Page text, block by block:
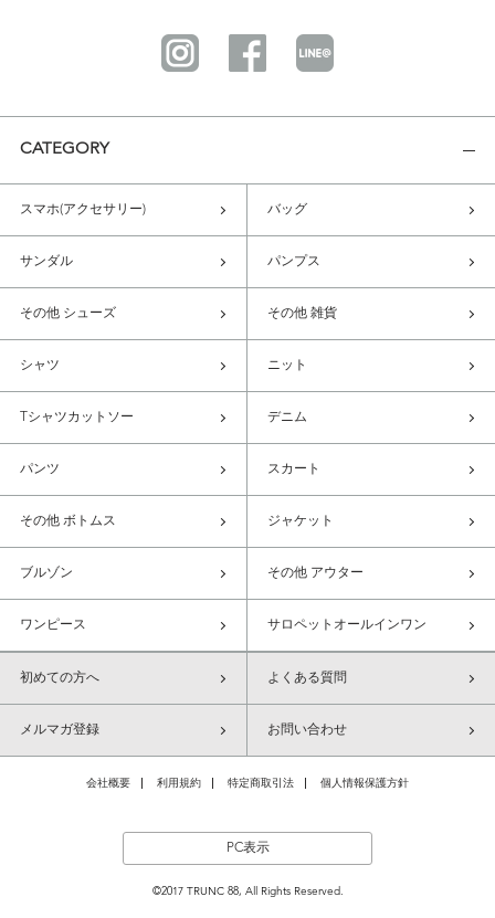
CATEGORY
スマホ(アクセサリー) バッグ
サンダル パンプス
その他 シューズ その他 雑貨
シャツ ニット
Tシャツカットソー デニム
パンツ スカート
その他 ボトムス ジャケット
ブルゾン その他 アウター
ワンピース サロペットオールインワン
初めての方へ よくある質問
メルマガ登録 お問い合わせ
会社概要 利用規約 特定商取引法 個人情報保護方針
PC表示
©2017 TRUNC 88, All Rights Reserved.